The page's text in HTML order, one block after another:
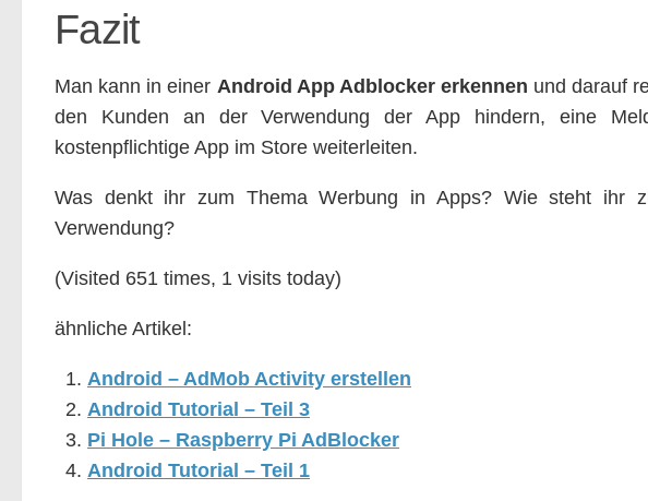
Fazit
Man kann in einer Android App Adblocker erkennen und darauf
den Kunden an der Verwendung der App hindern, eine
kostenpflichtige App im Store weiterleiten.
Was denkt ihr zum Thema Werbung in Apps? Wie steht ihr
Verwendung?
(Visited 651 times, 1 visits today)
ähnliche Artikel:
Android – AdMob Activity erstellen
Android Tutorial – Teil 3
Pi Hole – Raspberry Pi AdBlocker
Android Tutorial – Teil 1